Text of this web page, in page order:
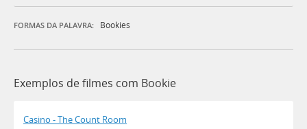
FORMAS DA PALAVRA: Bookies
Exemplos de filmes com Bookie
Casino - The Count Room